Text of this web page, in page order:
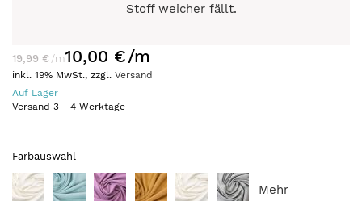
Stoff weicher fällt.
19,99 € /m10,00 €/m
inkl. 19% MwSt., zzgl. Versand
Auf Lager
Versand 3 - 4 Werktage
Farbauswahl
Mehr